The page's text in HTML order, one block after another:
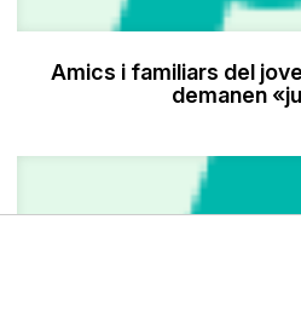
Amics i familiars del
demanen